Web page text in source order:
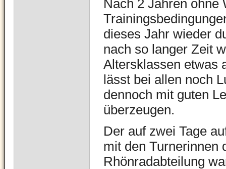
Nach 2 Jahren ohne
dieses Jahr wieder
nach so langer Zeit
Altersklassen etwas
lässt bei allen noch
dennoch mit guten
überzeugen.
Der auf zwei Tage
mit den Turnerinnen
Rhönradabteilung